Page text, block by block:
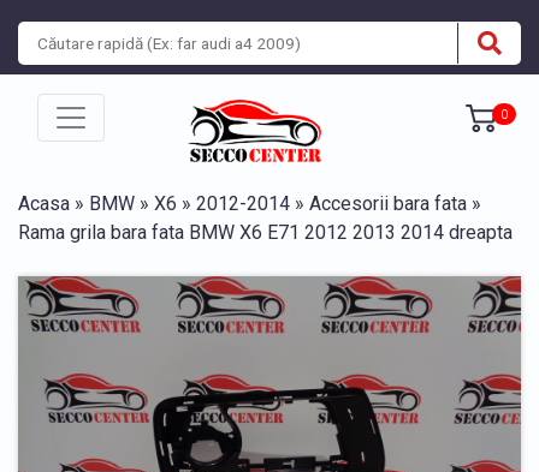
0
Acasa » BMW » X6 » 2012-2014 » Accesorii bara fata »
Rama grila bara fata BMW X6 E71 2012 2013 2014 dreapta